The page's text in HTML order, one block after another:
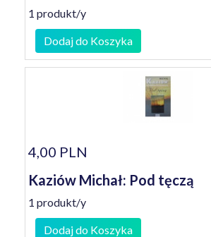
1 produkt/y
Dodaj do Koszyka
4,00 PLN
Kaziów Michał: Pod tęczą
1 produkt/y
Dodaj do Koszyka